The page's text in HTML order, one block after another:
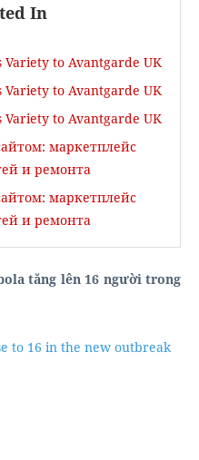
In
to Avantgarde UK
to Avantgarde UK
to Avantgarde UK
маркетплейс
и ремонта
маркетплейс
и ремонта
tăng lên 16 người trong
to 16 in the new outbreak